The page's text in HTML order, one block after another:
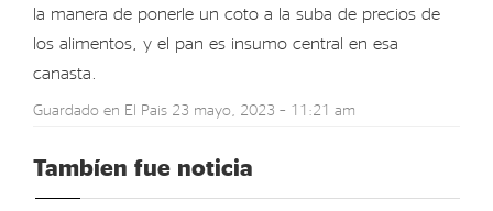
la manera de ponerle un coto a la suba de precios de
los alimentos, y el pan es insumo central en esa
canasta.
Guardado en El Pais 23 mayo, 2023 – 11:21 am
Tambíen fue noticia